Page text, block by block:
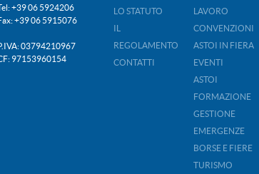
+39 06 5924206
+39 06 5915076
03794210967
97153960154
LO STATUTO
REGOLAMENTO
CONTATTI
LAVORO
CONVENZIONI
ASTOI IN FIERA
EVENTI
ASTOI
FORMAZIONE
GESTIONE
EMERGENZE
BORSE E FIERE
TURISMO